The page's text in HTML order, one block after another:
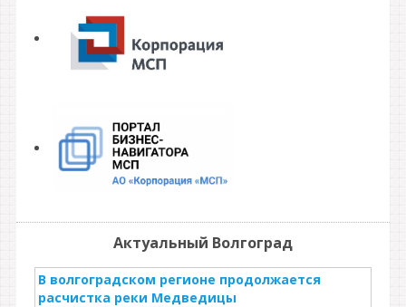
Актуальный Волгоград
В волгоградском регионе продолжается
расчистка реки Медведицы